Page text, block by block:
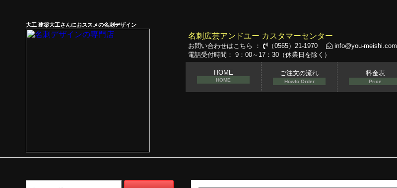
大工 建築大工さんにおススメの名刺デザイン
名刺広芸アンドユー カスタマーセンター
お問い合わせはこちら ： （0565）21-1970
info@you-meishi.com
電話受付時間： 9：00～17：30（休業日を除く）
HOME
HOME
ご注文の流れ
Howto Order
料金表
Price